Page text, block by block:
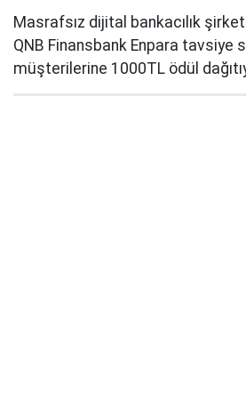
Masrafsız dijital bankacılık
QNB Finansbank Enpara tavsiye
müşterilerine 1000TL ödül